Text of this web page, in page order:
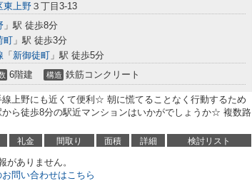
東上野 ３丁目3-13
」駅 徒歩8分
町 」駅 徒歩3分
「 新御徒町 」駅 徒歩5分
6階建 構造 鉄筋コンクリート
上野にも近くて便利☆ 朝に慌てることなく行動するため
から徒歩8分の駅近マンションはいかがでしょうか☆ 複数路
礼金 間取り 面積 詳細 検討リスト
がありません。
問い合わせはこちら